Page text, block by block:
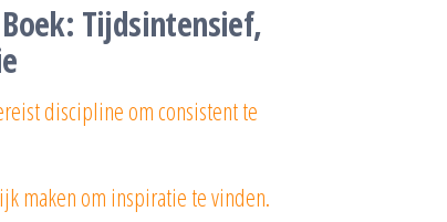
Tijdsintensief,
discipline om consistent te
maken om inspiratie te vinden.